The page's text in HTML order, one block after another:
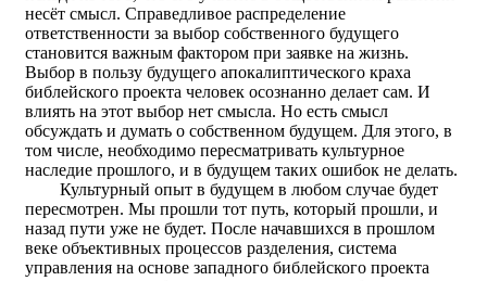
несёт смысл. Справедливое распределение
ответственности за выбор собственного будущего
становится важным фактором при заявке на жизнь.
Выбор в пользу будущего апокалиптического краха
библейского проекта человек осознанно делает сам. И
влиять на этот выбор нет смысла. Но есть смысл
обсуждать и думать о собственном будущем. Для этого, в
том числе, необходимо пересматривать культурное
наследие прошлого, и в будущем таких ошибок не делать.
Культурный опыт в будущем в любом случае будет
пересмотрен. Мы прошли тот путь, который прошли, и
назад пути уже не будет. После начавшихся в прошлом
веке объективных процессов разделения, система
управления на основе западного библейского проекта